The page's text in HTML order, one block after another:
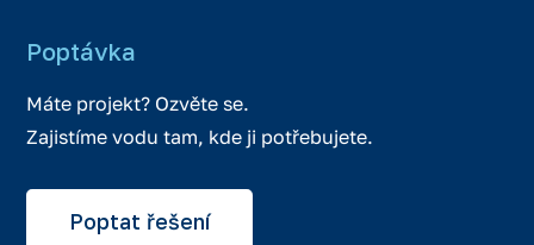
Poptávka
Máte projekt? Ozvěte se.
Zajistíme vodu tam, kde ji potřebujete.
Poptat řešení